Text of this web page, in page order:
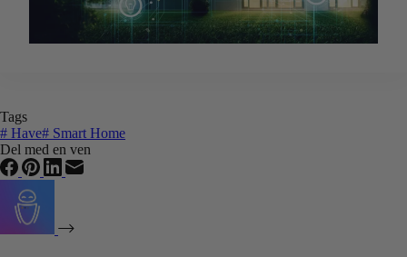
Tags
# Have# Smart Home
Del med en ven